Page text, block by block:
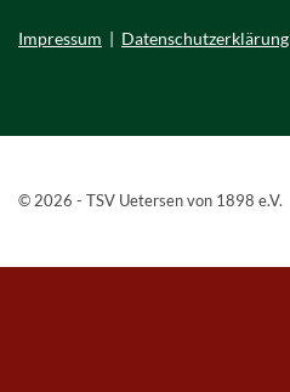
Impressum | Datenschutzerklärung
© 2026 - TSV Uetersen von 1898 e.V.